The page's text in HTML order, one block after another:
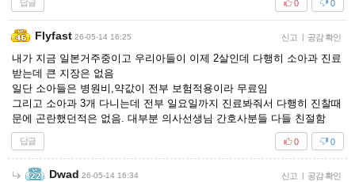
답글 0
0
Flyfast 26-05-14 16:25 신고 | 공감 확인
내가 지금 일본거주중이고 우리아들이 이제 2살인데 다행히 소아과 진료
받는데 큰 지장은 없음
일단 소아들은 병원비,약값이 전부 보험적용이라 무료임
그리고 소아과 3개 다니는데 전부 일요일까지 진료봐줘서 다행히 진찰때
문에 곤란했던적은 없음. 대부분 의사선생님 간호사분들 다들 친절함
답글 0
0
Dwad 26-05-14 16:34 신고 | 공감 확인